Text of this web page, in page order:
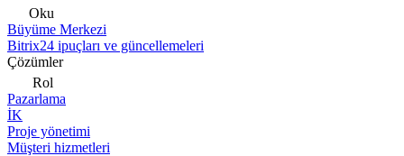
Oku
Büyüme Merkezi
Bitrix24 ipuçları ve güncellemeleri
Çözümler
Rol
Pazarlama
İK
Proje yönetimi
Müşteri hizmetleri